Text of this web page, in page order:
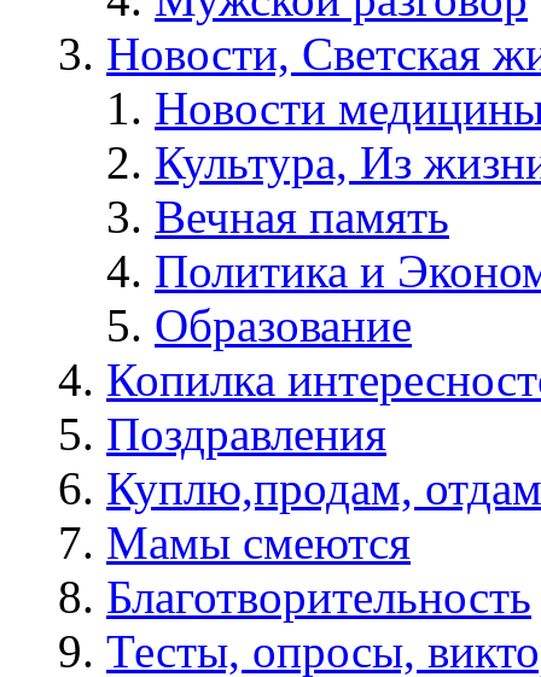
Новости, Светская
Новости
Культура, Из
Вечная память
Политика и
Образование
Копилка
Поздравления
Куплю,продам,
Мамы смеются
Благотворительность
Тесты, опросы,